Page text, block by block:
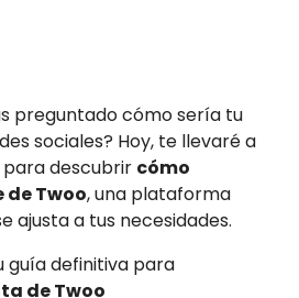
preguntado cómo sería tu
sociales? Hoy, te llevaré a
para descubrir cómo
Twoo, una plataforma
ajusta a tus necesidades.
guía definitiva para
de Twoo